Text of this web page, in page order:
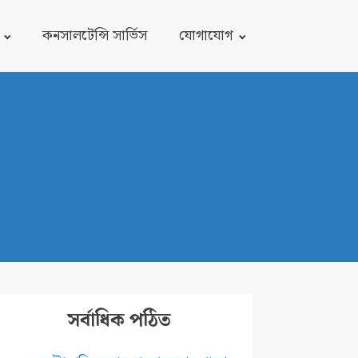
কনসালটেন্সি সার্ভিস যোগাযোগ
সর্বাধিক পঠিত